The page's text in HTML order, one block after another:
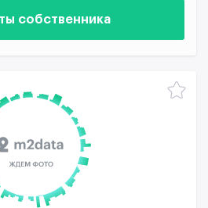
собственника